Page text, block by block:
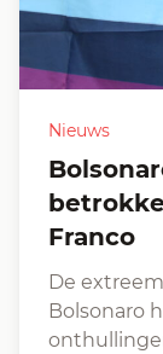
Nieuws
Bolsonaro wellicht direct
Franco
De
Bolsonaro